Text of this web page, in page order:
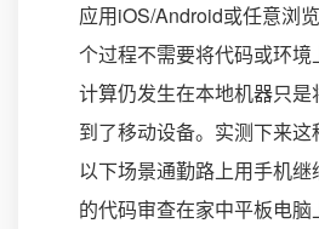
应用iOS/Android或任意浏
个过程不需要将代码或环境
计算仍发生在本地机器只是
到了移动设备。实测下来
以下场景通勤路上用手机
的代码审查在家中平板电